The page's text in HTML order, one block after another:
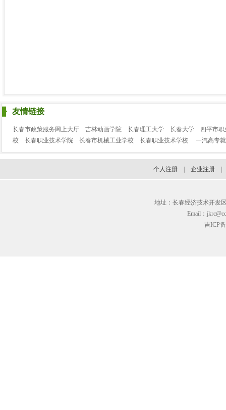
友情链接
长春市政策服务网上大厅 吉林动画学院 长春理工大学 长春大学
四平市
校
长春职业技术学院 长春市机械工业学校 长春职业技术学校 一汽高专
个人注册 企业注册
地址：长春经济技术开发
Email：
吉ICP